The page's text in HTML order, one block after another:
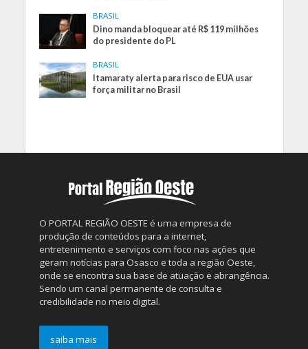
BRASIL
Dino manda bloquear até R$ 119 milhões
do presidente do PL
BRASIL
Itamaraty alerta para risco de EUA usar
força militar no Brasil
O PORTAL REGIÃO OESTE é uma empresa de
produção de conteúdos para a internet,
entretenimento e serviços com foco nas ações que
geram notícias para Osasco e toda a região Oeste,
onde se encontra sua base de atuação e abrangência.
Sendo um canal permanente de consulta e
credibilidade no meio digital.
saiba mais